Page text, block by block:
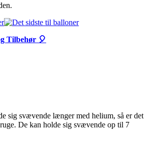
Tilbehør 🎈
sig svævende længer med helium, så er det
De kan holde sig svævende op til 7